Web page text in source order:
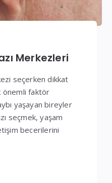
Merkezleri
seçerken dikkat
önemli faktör
yaşayan bireyler
seçmek, yaşam
becerilerini